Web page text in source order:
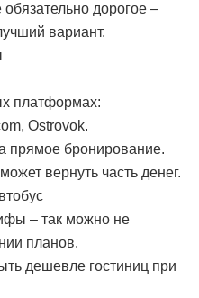
дорогое –
вариант.
платформах:
Ostrovok.
прямое бронирование.
вернуть часть денег.
– так можно не
планов.
дешевле гостиниц при